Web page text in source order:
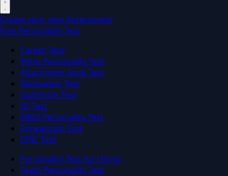
Create your own Assessment
Free Personality Test
Career Test
Work Personality Test
Attachment Style Test
Motivation Test
Optimism Test
IQ Test
MBTI Personality Test
Enneagram Test
DISC Test
Personality Test for Hiring
Team Personality Test